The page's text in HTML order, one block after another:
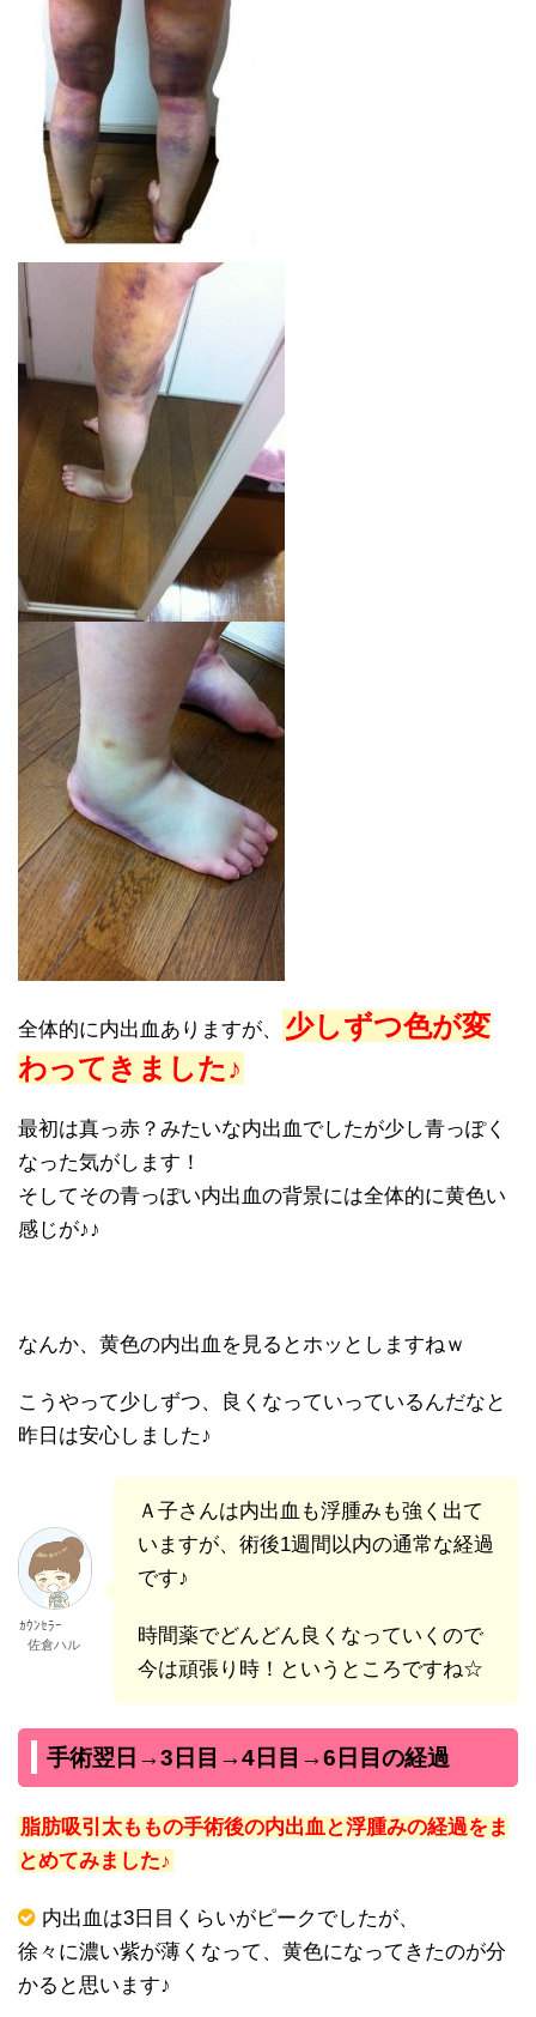
全体的に内出血ありますが、
少しずつ色が変
わってきました♪
最初は真っ赤？みたいな内出血でしたが少し青っぽく
なった気がします！
そしてその青っぽい内出血の背景には全体的に黄色い
感じが♪♪
なんか、黄色の内出血を見るとホッとしますねｗ
こうやって少しずつ、良くなっていっているんだなと
昨日は安心しました♪
ｶｳﾝｾﾗｰ
佐倉ハル
Ａ子さんは内出血も浮腫みも強く出て
いますが、術後1週間以内の通常な経過
です♪
時間薬でどんどん良くなっていくので
今は頑張り時！というところですね☆
手術翌日→3日目→4日目→6日目の経過
脂肪吸引太ももの手術後の内出血と浮腫みの経過をま
とめてみました♪
内出血は3日目くらいがピークでしたが、
徐々に濃い紫が薄くなって、黄色になってきたのが分
かると思います♪